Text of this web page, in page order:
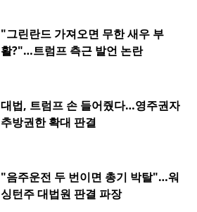
"그린란드 가져오면 무한 새우 부
활?"…트럼프 측근 발언 논란
대법, 트럼프 손 들어줬다…영주권자
추방권한 확대 판결
"음주운전 두 번이면 총기 박탈"…워
싱턴주 대법원 판결 파장